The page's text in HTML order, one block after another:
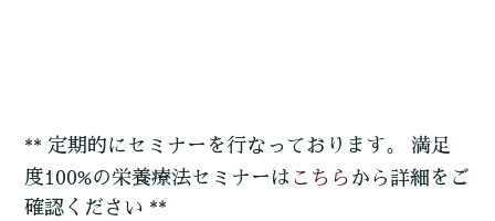
** 定期的にセミナーを行なっております。 満足
度100%の栄養療法セミナーは こちら から詳細をご
確認ください **